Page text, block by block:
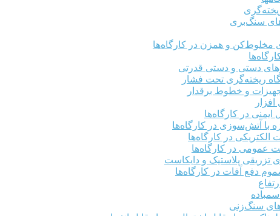
سنگ‌بری
مخلوط‌کن و همزن در کارگاه‌ها
دستی و دستی قدرتی
ریخته‌گری تحت فشار
و خطوط برقدار
ایمنی در کارگاه‌ها
با آتش‌سوزی در کارگاه‌ها
الکتریکی در کارگاه‌ها
عمومی در کارگاه‌ها
تزریقی پلاستیک و دایکاست
دفع آفات در کارگاه‌ها
سنگ‌زنی